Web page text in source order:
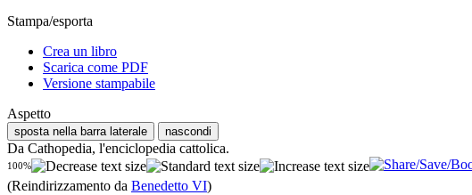
Stampa/esporta
Crea un libro
Scarica come PDF
Versione stampabile
Aspetto
sposta nella barra laterale nascondi
Da Cathopedia, l'enciclopedia cattolica.
100%
(Reindirizzamento da Benedetto VI)